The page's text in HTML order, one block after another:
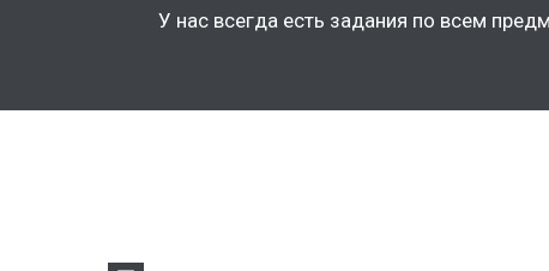
У нас всегда есть задания по всем